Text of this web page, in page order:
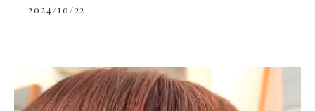
2024/10/22